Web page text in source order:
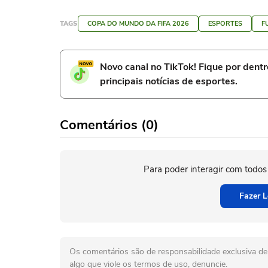
TAGS COPA DO MUNDO DA FIFA 2026 ESPORTES
Novo canal no TikTok! Fique por
principais notícias de esportes.
Comentários (0)
Para poder interagir com
Fazer
Os comentários são de responsabilidade exclusiva
algo que viole os termos de uso, denuncie.